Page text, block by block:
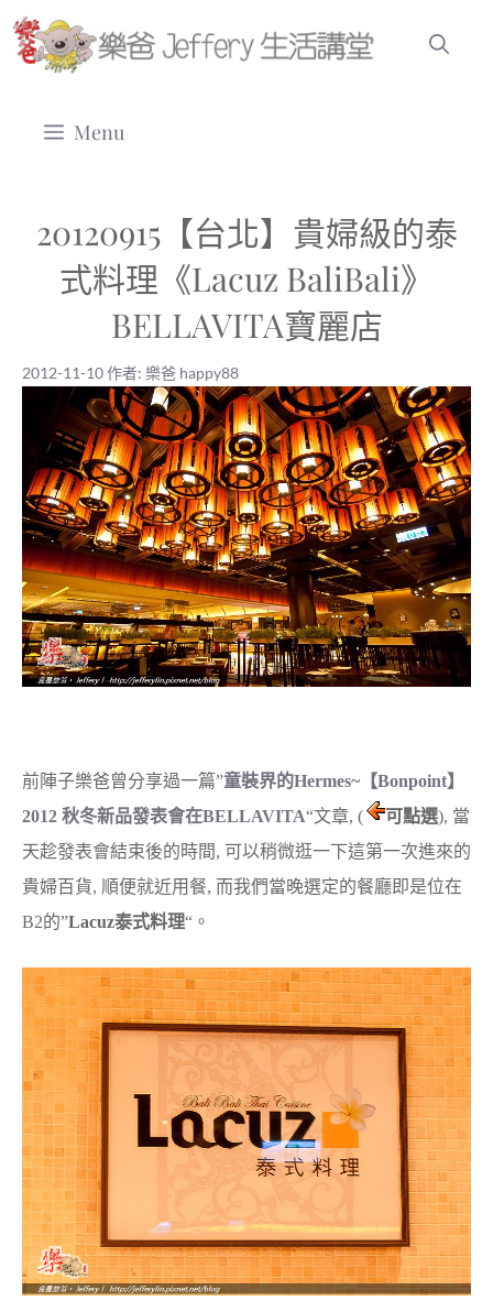
跳
至
Menu
20120915【台北】貴婦級的泰
式料理《Lacuz BaliBali》
BELLAVITA寶麗店
2012-11-10 | 樂爸 happy88
2012-11-10作者: 樂爸 happy88
前陣子樂爸曾分享過一篇”童裝界的H​ermes~【Bonp​oint】
2012 秋冬新品發表會在BELLAVITA“文章, ( 可點選), 當
天趁發表會結束後的時間, 可以稍微逛一下這第一次進來的
貴婦百貨, 順便就近用餐, 而我們當晚選定的餐廳即是位在
B2的”Lacuz泰式料理“。